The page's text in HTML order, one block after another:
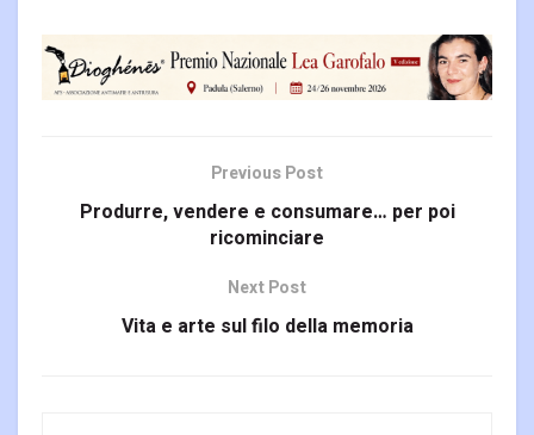
Previous Post
Produrre, vendere e consumare… per poi
ricominciare
Next Post
Vita e arte sul filo della memoria